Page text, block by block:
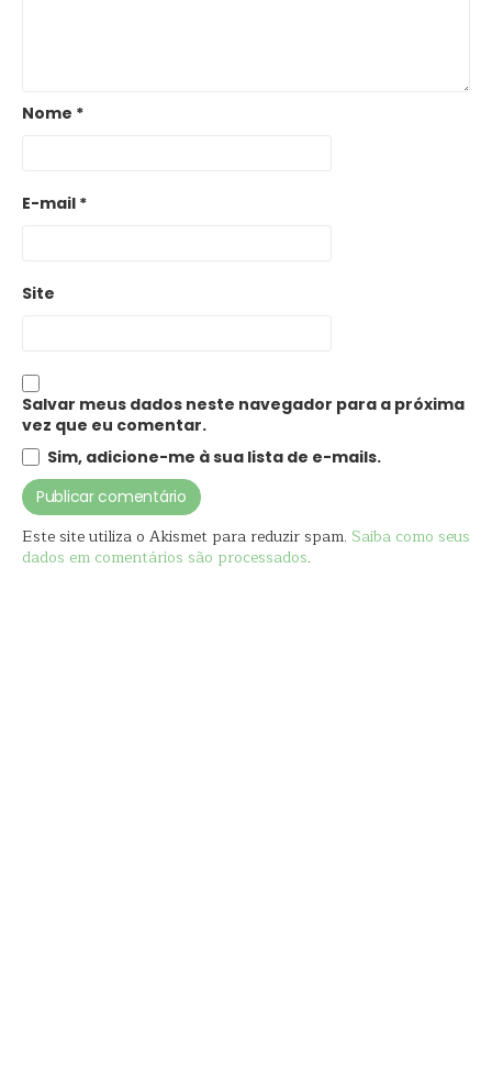
Nome *
E-mail *
Site
Salvar meus dados neste navegador para a próxima
vez que eu comentar.
Sim, adicione-me à sua lista de e-mails.
Este site utiliza o Akismet para reduzir spam. Saiba como seus
dados em comentários são processados.